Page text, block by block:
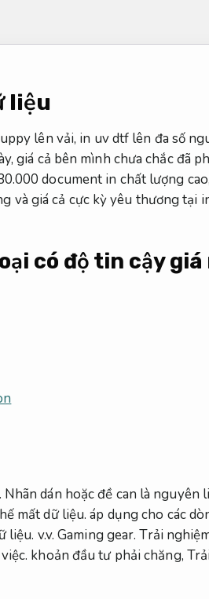
liệu
lên vải, in uv dtf lên đa số
giá cả bên mình chưa chắc đã
document in chất lượng
và giá cả cực kỳ yêu thương tại
có độ tin cậy giá
Nhãn dán hoặc đề can là
mất dữ liệu. áp dụng cho các
liệu. v.v.Gaming gear. Trải
khoản đầu tư phải chăng,